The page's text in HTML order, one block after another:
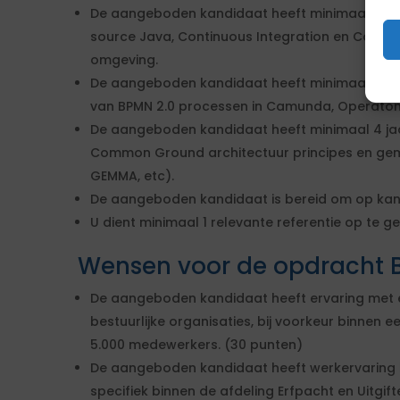
De aangeboden kandidaat heeft minimaal 4
source Java, Continuous Integration en
omgeving.
De aangeboden kandidaat heeft minimaal 4
van BPMN 2.0 processen in Camunda,
De aangeboden kandidaat heeft minimaal 4
Common Ground architectuur principes en
GEMMA, etc).
De aangeboden kandidaat is bereid om op
U dient minimaal 1 relevante referentie op te
Wensen voor de opdracht
De aangeboden kandidaat heeft ervaring met
bestuurlijke organisaties, bij voorkeur binnen
5.000 medewerkers. (30 punten)
De aangeboden kandidaat heeft
specifiek binnen de afdeling Erfpacht en